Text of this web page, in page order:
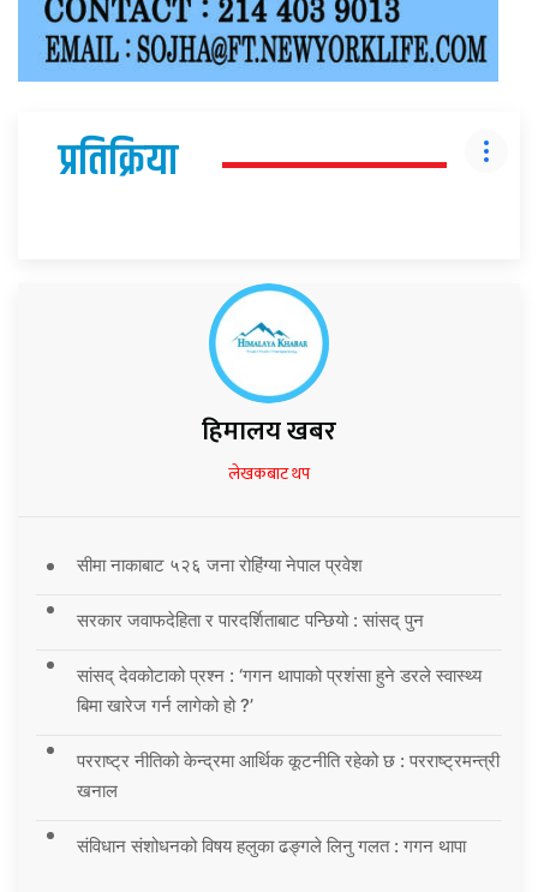
प्रतिक्रिया
हिमालय खबर
लेखकबाट थप
सीमा नाकाबाट ५२६ जना रोहिंग्या नेपाल प्रवेश
सरकार जवाफदेहिता र पारदर्शिताबाट पन्छियो : सांसद् पुन
सांसद् देवकोटाको प्रश्न : ‘गगन थापाको प्रशंसा हुने डरले स्वास्थ्य
बिमा खारेज गर्न लागेको हो ?’
परराष्ट्र नीतिको केन्द्रमा आर्थिक कूटनीति रहेको छ : परराष्ट्रमन्त्री
खनाल
संविधान संशोधनको विषय हलुका ढङ्गले लिनु गलत : गगन थापा